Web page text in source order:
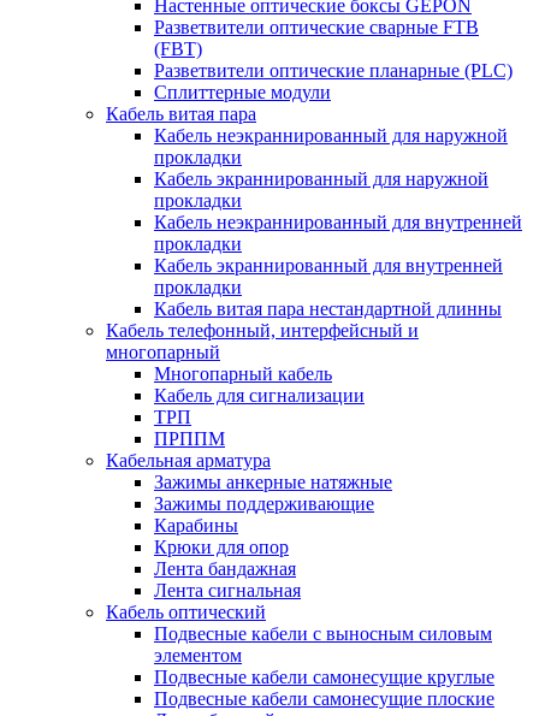
Настенные оптические боксы GEPON
Разветвители оптические сварные FTB
(FBT)
Разветвители оптические планарные (PLC)
Сплиттерные модули
Кабель витая пара
Кабель неэкраннированный для наружной
прокладки
Кабель экраннированный для наружной
прокладки
Кабель неэкраннированный для внутренней
прокладки
Кабель экраннированный для внутренней
прокладки
Кабель витая пара нестандартной длинны
Кабель телефонный, интерфейсный и
многопарный
Многопарный кабель
Кабель для сигнализации
ТРП
ПРППМ
Кабельная арматура
Зажимы анкерные натяжные
Зажимы поддерживающие
Карабины
Крюки для опор
Лента бандажная
Лента сигнальная
Кабель оптический
Подвесные кабели с выносным силовым
элементом
Подвесные кабели самонесущие круглые
Подвесные кабели самонесущие плоские